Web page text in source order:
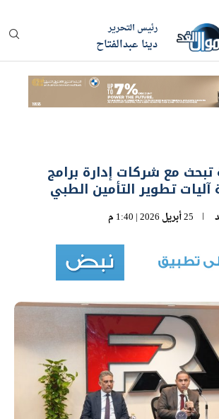
رئيس التحرير
دينا عبدالفتاح
تبحث مع شركات إدارة برامج
آليات تطوير التأمين الطبي
25 أبريل 2026 | 1:40 م